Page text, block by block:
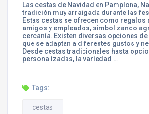
Las cestas de Navidad en Pamplona,
tradición muy arraigada durante las
Estas cestas se ofrecen como regalos
amigos y empleados, simbolizando
cercanía. Existen diversas opciones de
que se adaptan a diferentes gustos y
Desde cestas tradicionales hasta
personalizadas, la variedad …
Tags:
cestas